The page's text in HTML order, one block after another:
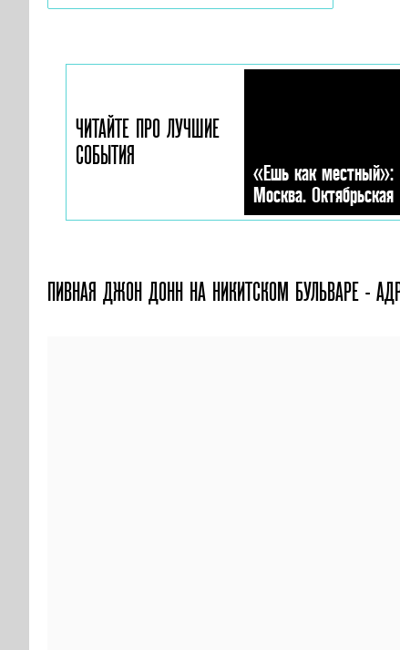
ЧИТАЙТЕ ПРО ЛУЧШИЕ
СОБЫТИЯ
«Ешь как местный»:
Москва. Октябрьская
ПИВНАЯ ДЖОН ДОНН НА НИКИТСКОМ БУЛЬВАРЕ -